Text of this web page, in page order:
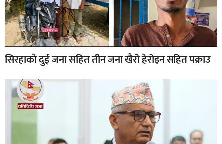
सिरहाकाे दुई जना सहित तीन जना खैरो हेरोइन सहित पक्राउ